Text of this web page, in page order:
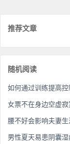
推荐文章
随机阅读
如何通过训练提高
女票不在身边空虚
腰不好会影响夫妻生
男性夏天易患阴囊